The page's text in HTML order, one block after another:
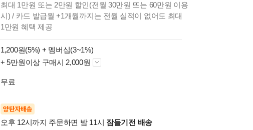
최대 1만원 또는 2만원 할인(전월 30만원 또는 60만원 이용
시) / 카드 발급월 +1개월까지는 전월 실적이 없어도 최대
1만원 혜택 제공
1,200원(5%) + 멤버십(3~1%)
+ 5만원이상 구매시 2,000원
무료
양탄자배송
오후 12시까지 주문하면 밤 11시 잠들기전 배송